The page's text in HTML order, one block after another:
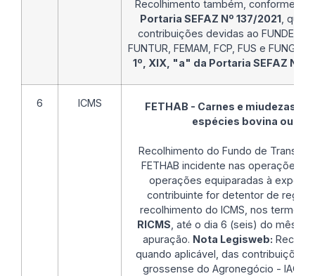
Recolhimento também, conforme
Portaria SEFAZ Nº 137/2021,
contribuições devidas ao FUNDES,
FUNTUR, FEMAM, FCP, FUS e
1º, XIX, "a" da Portaria SEFAZ Nº
6 ICMS
FETHAB - Carnes e miudezas
espécies bovina ou
Recolhimento do Fundo de
FETHAB incidente nas operações
operações equiparadas à
contribuinte for detentor de
recolhimento do ICMS, nos termos
RICMS , até o dia 6 (seis) do mês
apuração. Nota Legisweb:
quando aplicável, das contribuições
grossense do Agronegócio -